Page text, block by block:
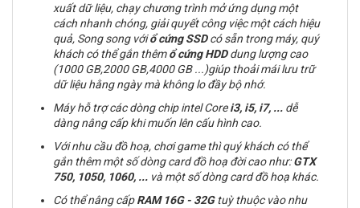
xuất dữ liệu, chạy chương trình mở ứng dụng một
cách nhanh chóng, giải quyết công việc một cách hiệu
quả, Song song vớiổ cứng SSDcó sẵn trong máy, quý
khách có thể gắn thêmổ cứng HDDdung lượng cao
(1000 GB,2000 GB,4000 GB ...)giúp thoải mái lưu trữ
dữ liệu hằng ngày mà không lo đầy bộ nhớ.
Máy hỗ trợ các dòng chip intel Corei3, i5, i7, ... dễ
dàng nâng cấp khi muốn lên cấu hình cao.
Với nhu cầu đồ hoạ, chơi game thì quý khách có thể
gắn thêm một số dòng card đồ hoạ đời cao như:GTX
750, 1050, 1060, ... và một số dòng card đồ hoạ khác.
Có thể nâng cấpRAM 16G - 32Gtuỳ thuộc vào nhu